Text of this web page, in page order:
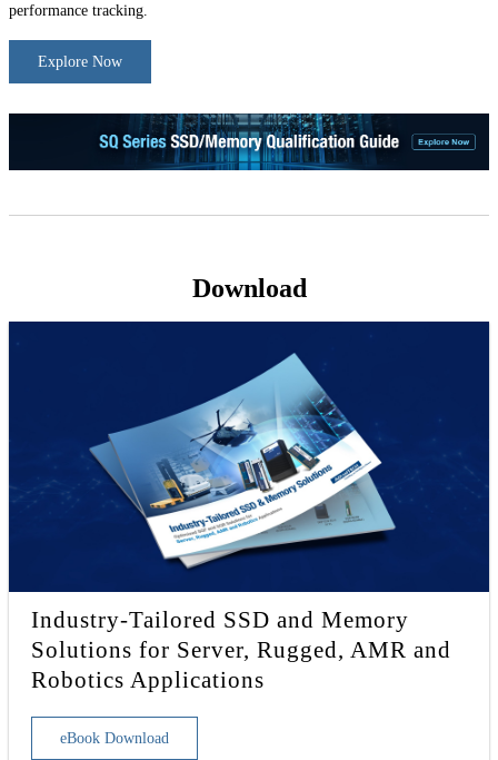
performance tracking.
Explore Now
Download
Industry-Tailored SSD and Memory
Solutions for Server, Rugged, AMR and
Robotics Applications
eBook Download